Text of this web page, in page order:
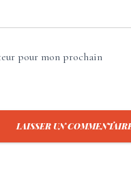
pour mon prochain